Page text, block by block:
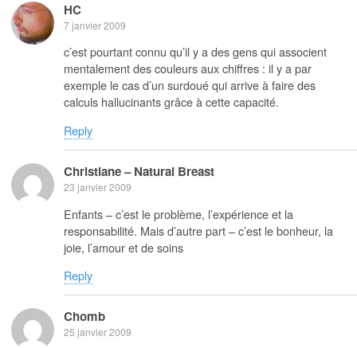
HC
7 janvier 2009
c’est pourtant connu qu’il y a des gens qui associent
mentalement des couleurs aux chiffres : il y a par
exemple le cas d’un surdoué qui arrive à faire des
calculs hallucinants grâce à cette capacité.
Reply
Christiane – Natural Breast
23 janvier 2009
Enfants – c’est le problème, l’expérience et la
responsabilité. Mais d’autre part – c’est le bonheur, la
joie, l’amour et de soins
Reply
Chomb
25 janvier 2009